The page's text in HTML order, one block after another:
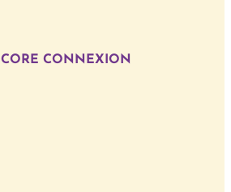
CORE CONNEXION